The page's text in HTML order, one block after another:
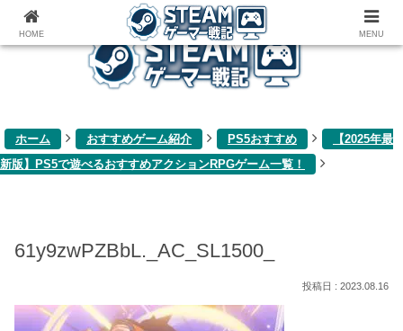
ゲーム関連雑記ブログ
ホーム おすすめゲーム紹介 PS5おすすめ
【2025年最
新版】PS5で遊べるおすすめアクションRPGゲーム一覧！
61y9zwPZBbL._AC_SL1500_
2023.08.16
HOME MENU